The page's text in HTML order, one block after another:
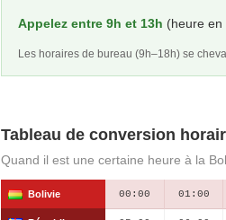
Appelez entre 9h et 13h (heure en
Les horaires de bureau (9h–18h) se
Tableau de conversion
Quand il est une certaine heure à la
Bolivie 00:00 01:00